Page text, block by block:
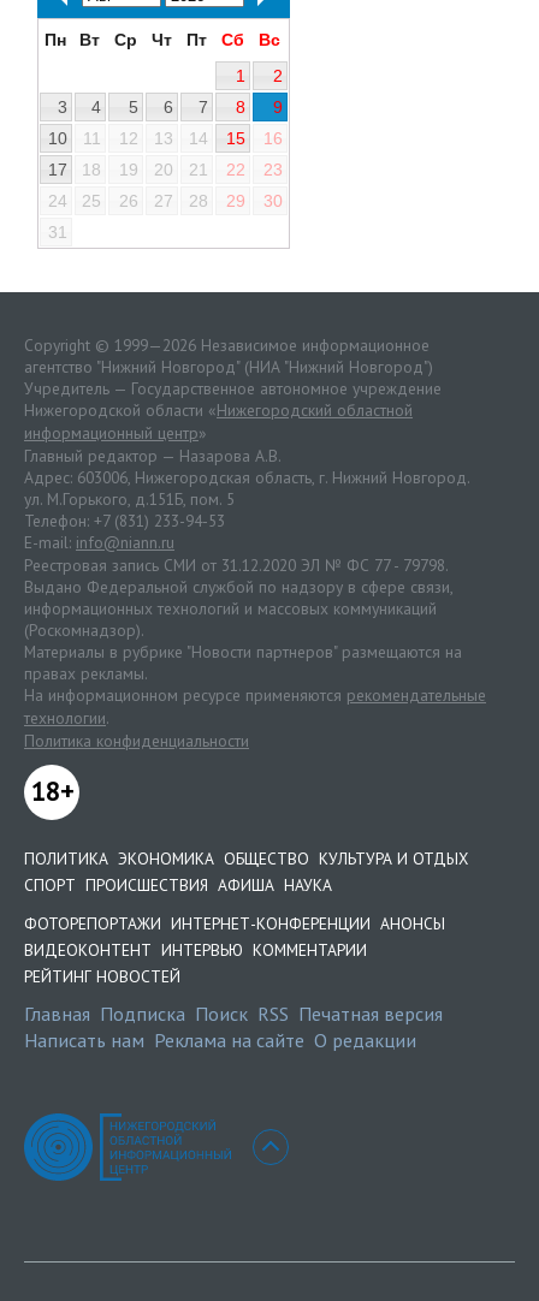
Пн Вт Ср Чт Пт Сб
Вс
1
2
3
4 5 6 7 8
9
10
11 12 13 14 15
16
17
18 19 20 21 22
23
24
25 26 27 28 29
30
31
Copyright © 1999—2026 Независимое информационное
агентство "Нижний Новгород" (НИА "Нижний Новгород")
Учредитель — Государственное автономное учреждение
Нижегородской области «Нижегородский областной
информационный центр»
Главный редактор — Назарова А.В.
Адрес: 603006, Нижегородская область, г. Нижний Новгород.
ул. М.Горького, д.151Б, пом. 5
Телефон: +7 (831) 233-94-53
E-mail: info@niann.ru
Реестровая запись СМИ от 31.12.2020 ЭЛ № ФС 77 - 79798.
Выдано Федеральной службой по надзору в сфере связи,
информационных технологий и массовых коммуникаций
(Роскомнадзор).
Материалы в рубрике "Новости партнеров" размещаются на
правах рекламы.
На информационном ресурсе применяются рекомендательные
технологии.
Политика конфиденциальности
18+
ПОЛИТИКА ЭКОНОМИКА ОБЩЕСТВО КУЛЬТУРА И ОТДЫХ
СПОРТ ПРОИСШЕСТВИЯ АФИША НАУКА
ФОТОРЕПОРТАЖИ ИНТЕРНЕТ-КОНФЕРЕНЦИИ АНОНСЫ
ВИДЕОКОНТЕНТ ИНТЕРВЬЮ КОММЕНТАРИИ
РЕЙТИНГ НОВОСТЕЙ
Главная Подписка Поиск RSS Печатная версия
Написать нам Реклама на сайте О редакции